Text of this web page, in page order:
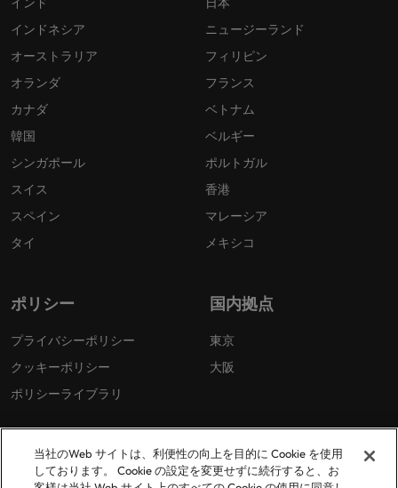
インドネシア
オーストラリア
オランダ
カナダ
韓国
シンガポール
スイス
スペイン
タイ
ニュージーランド
フィリピン
フランス
ベトナム
ベルギー
ポルトガル
香港
マレーシア
メキシコ
ポリシー
プライバシーポリシー
クッキーポリシー
ポリシーライブラリ
国内拠点
東京
大阪
当社のWeb サイトは、利便性の向上を目的に Cookie を使用
しております。 Cookie の設定を変更せずに続行すると、お